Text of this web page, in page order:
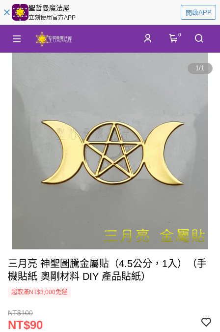
聖哲曼魔法屋
立刻使用官方APP
開啟APP
0
1/1
三月亮 神聖圖騰金屬貼（4.5公分，1入）（手
機貼紙 奧剛材料 DIY 產品貼紙）
超取滿NT$3,000免運
NT$100
NT$90